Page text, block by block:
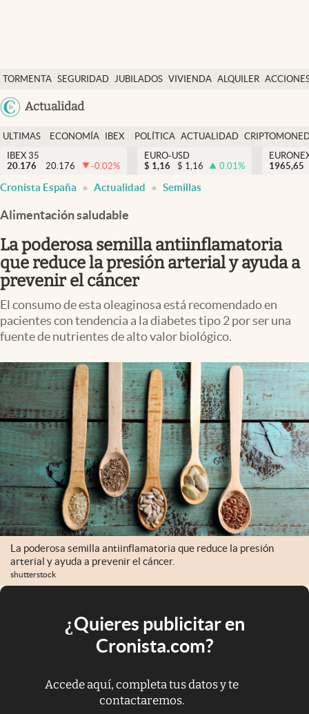
TORMENTA SEGURIDAD JUBILADOS VIVIENDA ALQUILER
USA
Actualidad
Economía y finanzas
Política
Actualidad
Criptomonedas
España
ULTIMAS
NOTICIAS
ECONOMÍA
FINANZAS
IBEX
EURO
POLÍTICA ACTUALIDAD
IBEX 35
20.176
20.176 -0.02%
EURO-USD
$ 1,16 $ 1,16 0.01%
1965,65
Cronista España Actualidad Semillas
Alimentación saludable
La poderosa semilla antiinflamatoria
que reduce la presión arterial y ayuda a
prevenir el cáncer
El consumo de esta oleaginosa está recomendado en
pacientes con tendencia a la diabetes tipo 2 por ser una
fuente de nutrientes de alto valor biológico.
La poderosa semilla antiinflamatoria que reduce la presión
arterial y ayuda a prevenir el cáncer.
shutterstock
¿Quieres publicitar en
Cronista.com?
Accede aquí, completa tus datos y te
contactaremos.